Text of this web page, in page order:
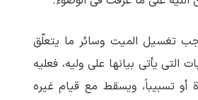
تغسیل المیت وسائر ما یتعلّق
التی یأتی بیانها علی ولیه، فعلیه
أو تسبیباً، ویسقط مع قیام غیره